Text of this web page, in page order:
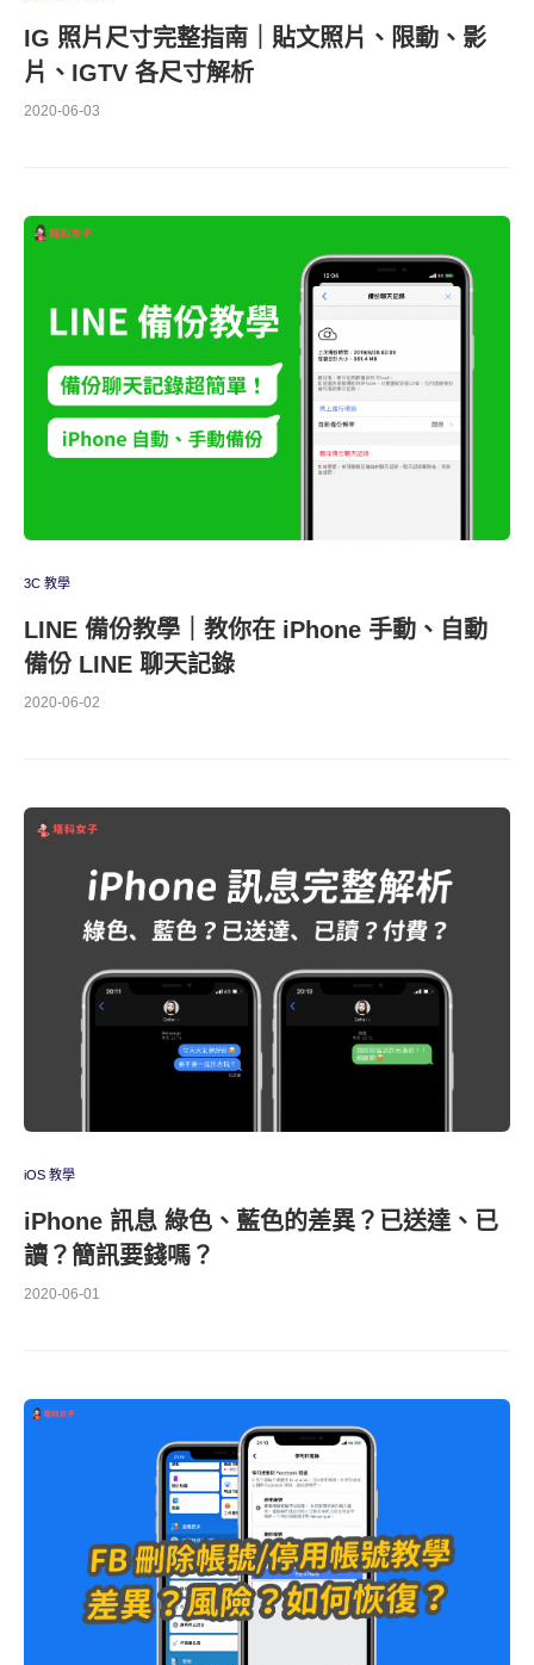
IG 照片尺寸完整指南｜貼文照片、限動、影
片、IGTV 各尺寸解析
2020-06-03
3C 教學
LINE 備份教學｜教你在 iPhone 手動、自動
備份 LINE 聊天記錄
2020-06-02
iOS 教學
iPhone 訊息 綠色、藍色的差異？已送達、已
讀？簡訊要錢嗎？
2020-06-01